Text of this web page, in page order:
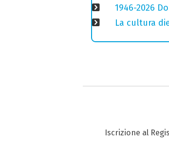
1946-2026
La cultura
Iscrizione al